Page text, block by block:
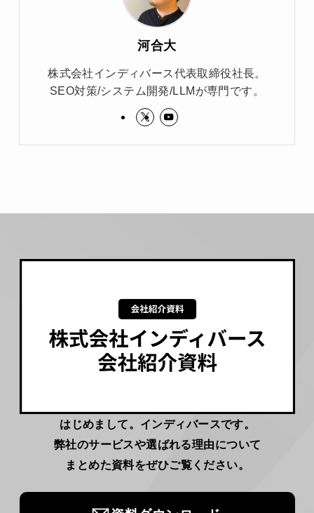
河合大
株式会社インディバース代表取締役社長。
SEO対策/システム開発/LLMが専門です。
はじめまして。インディバースです。
弊社のサービスや選ばれる理由について
まとめた資料をぜひご覧ください。